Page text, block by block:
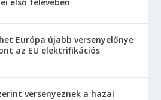
Európa újabb versenyelőnye
az EU elektrifikációs
versenyeznek a hazai